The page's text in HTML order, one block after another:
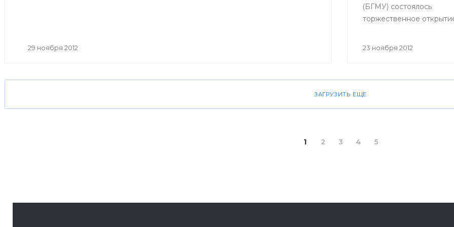
29 ноября 2012
(БГМУ) состоялось
торжественное
центра. Мероприятие
23 ноября 2012
ЗАГРУЗИТЬ ЕЩЕ
1 2 3 4 5